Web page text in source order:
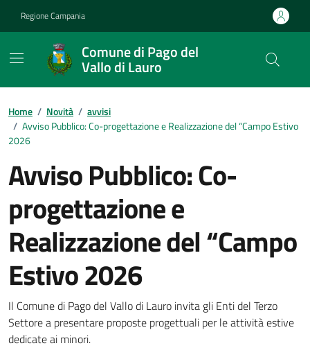
Regione Campania
Comune di Pago del
Vallo di Lauro
Home / Novità / avvisi
/ Avviso Pubblico: Co-progettazione e Realizzazione del “Campo Estivo
2026
Avviso Pubblico: Co-
progettazione e
Realizzazione del “Campo
Estivo 2026
Dettagli della notizia
Il Comune di Pago del Vallo di Lauro invita gli Enti del Terzo
Settore a presentare proposte progettuali per le attività estive
dedicate ai minori.